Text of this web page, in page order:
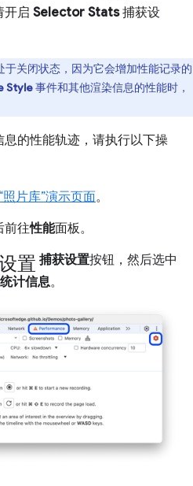
开启 Selector Stats捕获设
于关闭状态，因为它会增加性能记录的
Style事件和其他渲染信息的性能时，
的性能轨迹，请执行以下操
“照片库”演示页面。
前往性能面板。
置 捕获设置按钮，然后选中
计信息。